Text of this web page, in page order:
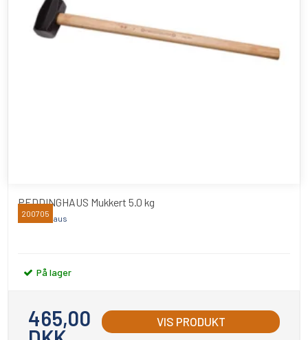
PEDDINGHAUS Mukkert 5.0 kg
Peddinghaus
200705
På lager
465,00 VIS PRODUKT